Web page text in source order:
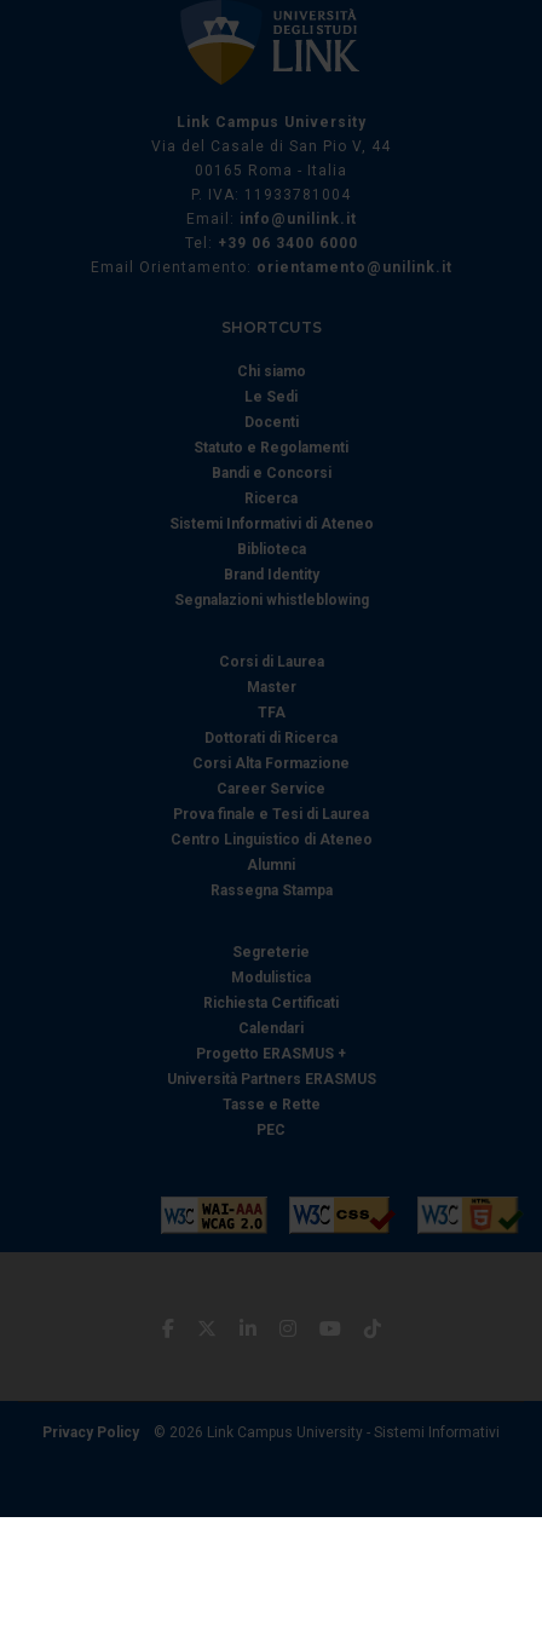
Utilizziamo i cookie per personalizzare contenuti ed
annunci, per fornire funzionalità dei social media e per
analizzare il nostro traffico. Condividiamo inoltre
informazioni sul modo in cui utilizza il nostro sito con i
nostri partner che si occupano di analisi dei dati web,
pubblicità e social media, i quali potrebbero combinarle
con altre informazioni che ha fornito loro o che hanno
raccolto dal suo utilizzo dei loro servizi.
Link Campus University
Via del Casale di San Pio V, 44
00165 Roma - Italia
P. IVA: 11933781004
Email: info@unilink.it
Tel: +39 06 3400 6000
Email Orientamento: orientamento@unilink.it
SHORTCUTS
Chi siamo
Le Sedi
Docenti
Statuto e Regolamenti
Bandi e Concorsi
Ricerca
Sistemi Informativi di Ateneo
Biblioteca
Brand Identity
Segnalazioni whistleblowing
Corsi di Laurea
Master
TFA
Dottorati di Ricerca
Corsi Alta Formazione
Career Service
Prova finale e Tesi di Laurea
Centro Linguistico di Ateneo
Alumni
Rassegna Stampa
Segreterie
Modulistica
Richiesta Certificati
Calendari
Progetto ERASMUS +
Università Partners ERASMUS
Tasse e Rette
PEC
Privacy Policy © 2026 Link Campus University - Sistemi Informativi